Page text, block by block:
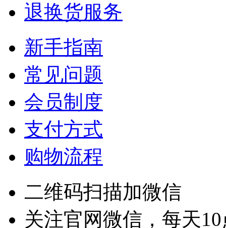
退换货服务
新手指南
常见问题
会员制度
支付方式
购物流程
二维码扫描加微信
关注官网微信，每天